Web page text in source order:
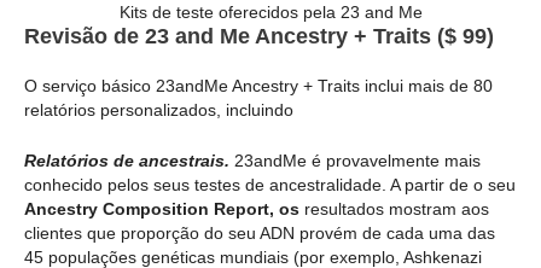
Kits de teste oferecidos pela 23 and Me
Revisão de 23 and Me Ancestry + Traits ($ 99)
O serviço básico 23andMe Ancestry + Traits inclui mais de 80
relatórios personalizados, incluindo
Relatórios de ancestrais. 23andMe é provavelmente mais
conhecido pelos seus testes de ancestralidade. A partir de o seu
Ancestry Composition Report, os resultados mostram aos
clientes que proporção do seu ADN provém de cada uma das
45 populações genéticas mundiais (por exemplo, Ashkenazi